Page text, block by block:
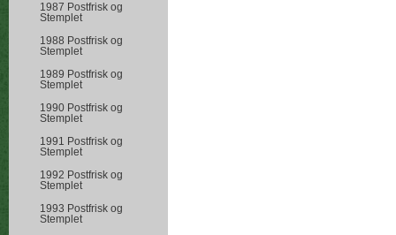
1987 Postfrisk og
Stemplet
1988 Postfrisk og
Stemplet
1989 Postfrisk og
Stemplet
1990 Postfrisk og
Stemplet
1991 Postfrisk og
Stemplet
1992 Postfrisk og
Stemplet
1993 Postfrisk og
Stemplet